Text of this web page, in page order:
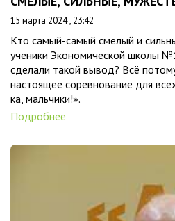
15 марта 2024 , 23:42
Кто самый-самый смелый и
ученики Экономической школы
сделали такой вывод? Всё
настоящее соревнование для
ка, мальчики!».
Подробнее